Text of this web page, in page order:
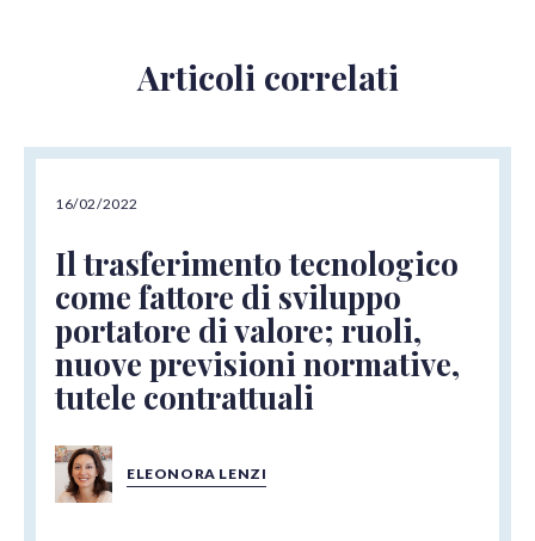
Articoli correlati
16/02/2022
Il trasferimento tecnologico
come fattore di sviluppo
portatore di valore; ruoli,
nuove previsioni normative,
tutele contrattuali
ELEONORA LENZI